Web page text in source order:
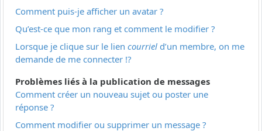
Comment puis-je afficher un avatar ?
Qu’est-ce que mon rang et comment le modifier ?
Lorsque je clique sur le lien courriel d’un membre, on me
demande de me connecter !?
Problèmes liés à la publication de messages
Comment créer un nouveau sujet ou poster une
réponse ?
Comment modifier ou supprimer un message ?